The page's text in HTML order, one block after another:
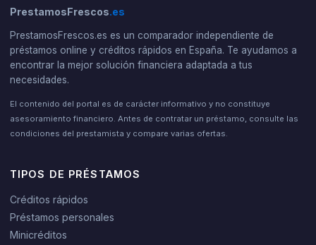
PrestamosFrescos.es
PrestamosFrescos.es es un comparador independiente de
préstamos online y créditos rápidos en España. Te ayudamos a
encontrar la mejor solución financiera adaptada a tus
necesidades.
El contenido del portal es de carácter informativo y no constituye
asesoramiento financiero. Antes de contratar un préstamo, consulte las
condiciones del prestamista y compare varias ofertas.
TIPOS DE PRÉSTAMOS
Créditos rápidos
Préstamos personales
Minicréditos